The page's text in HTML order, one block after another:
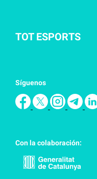
TOT ESPORTS
Síguenos
Con la colaboración: